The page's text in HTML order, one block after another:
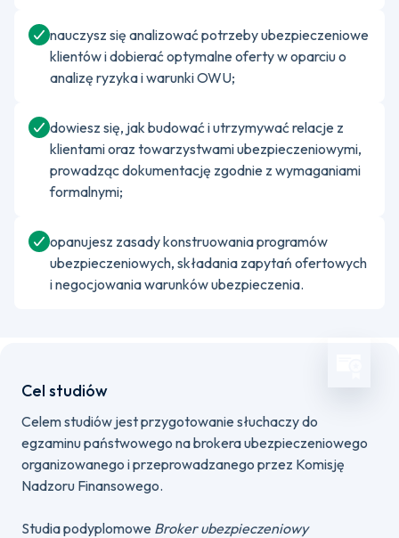
nauczysz się analizować potrzeby ubezpieczeniowe
klientów i dobierać optymalne oferty w oparciu o
analizę ryzyka i warunki OWU;
dowiesz się, jak budować i utrzymywać relacje z
klientami oraz towarzystwami ubezpieczeniowymi,
prowadząc dokumentację zgodnie z wymaganiami
formalnymi;
opanujesz zasady konstruowania programów
ubezpieczeniowych, składania zapytań ofertowych
i negocjowania warunków ubezpieczenia.
Cel studiów
Celem studiów jest przygotowanie słuchaczy do
egzaminu państwowego na brokera ubezpieczeniowego
organizowanego i przeprowadzanego przez Komisję
Nadzoru Finansowego.
Studia podyplomowe Broker ubezpieczeniowy